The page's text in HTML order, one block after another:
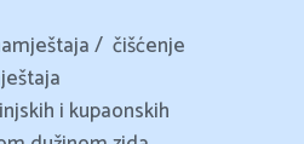
/ čišćenje
i kupaonskih